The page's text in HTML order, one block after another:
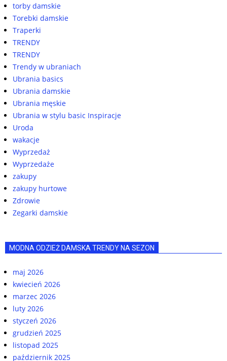
torby damskie
Torebki damskie
Traperki
TRENDY
TRENDY
Trendy w ubraniach
Ubrania basics
Ubrania damskie
Ubrania męskie
Ubrania w stylu basic Inspiracje
Uroda
wakacje
Wyprzedaż
Wyprzedaże
zakupy
zakupy hurtowe
Zdrowie
Zegarki damskie
MODNA ODZIEŻ DAMSKA TRENDY NA SEZON
maj 2026
kwiecień 2026
marzec 2026
luty 2026
styczeń 2026
grudzień 2025
listopad 2025
październik 2025